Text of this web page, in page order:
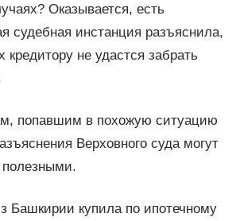
Оказывается, есть
судебная инстанция разъяснила,
кредитору не удастся забрать
попавшим в похожую ситуацию
Верховного суда могут
полезными.
Башкирии купила по ипотечному